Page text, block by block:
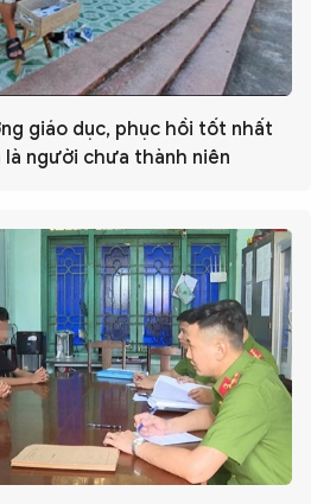
giáo dục, phục hồi tốt nhất
là người chưa thành niên